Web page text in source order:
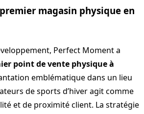
magasin physique en
Perfect Moment a
point de vente physique à
emblématique dans un lieu
de sports d’hiver agit comme
et de proximité client. La stratégie